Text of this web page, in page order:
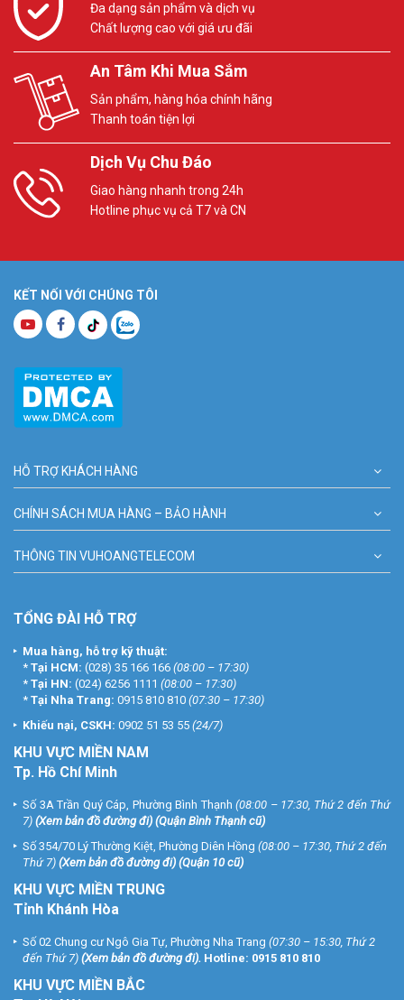
Deco BE25(3-pack) dẫn đầu với Wi-Fi 7, tốc độ cao, phủ sóng rộng.
Cài đặt Deco BE25 có phức tạp không?
Không, app TP-Link Deco hướng dẫn 3 bước, dễ tự làm.
Deco BE25(3-pack) mang Wi-Fi 7 tốc độ cao, phủ sóng rộng, dễ
dùng. Lý tưởng cho nhà lớn, văn phòng nhỏ, kết nối mượt mà. Mua
ngay tại Vũ Hoàng Telecom để nhận giao hàng COD, bảo hành
chính hãng. Tham khảo thêm thông tin tại
Vuhoangtelecomnhé.
Đa dạng sản phẩm và dịch vụ
Chất lượng cao với giá ưu đãi
An Tâm Khi Mua Sắm
Sản phẩm, hàng hóa chính hãng
Thanh toán tiện lợi
Dịch Vụ Chu Đáo
Giao hàng nhanh trong 24h
Hotline phục vụ cả T7 và CN
KẾT NỐI VỚI CHÚNG TÔI
HỖ TRỢ KHÁCH HÀNG
CHÍNH SÁCH MUA HÀNG – BẢO HÀNH
THÔNG TIN VUHOANGTELECOM
TỔNG ĐÀI HỖ TRỢ
Mua hàng, hỗ trợ kỹ thuật:
* Tại HCM: (028) 35 166 166 (08:00 – 17:30)
* Tại HN: (024) 6256 1111 (08:00 – 17:30)
* Tại Nha Trang: 0915 810 810 (07:30 – 17:30)
Khiếu nại, CSKH: 0902 51 53 55 (24/7)
KHU VỰC MIỀN NAM
Tp. Hồ Chí Minh
Số 3A Trần Quý Cáp, Phường Bình Thạnh (08:00 – 17:30, Thứ 2 đến Thứ
7) (Xem bản đồ đường đi) (Quận Bình Thạnh cũ)
Số 354/70 Lý Thường Kiệt, Phường Diên Hồng (08:00 – 17:30, Thứ 2 đến
Thứ 7) (Xem bản đồ đường đi) (Quận 10 cũ)
KHU VỰC MIỀN TRUNG
Tỉnh Khánh Hòa
Số 02 Chung cư Ngô Gia Tự, Phường Nha Trang (07:30 – 15:30, Thứ 2
đến Thứ 7) (Xem bản đồ đường đi). Hotline: 0915 810 810
KHU VỰC MIỀN BẮC